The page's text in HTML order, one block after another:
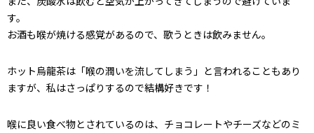
す。
お酒も喉が焼ける感覚があるので、歌うときは飲みません。
ホット烏龍茶は「喉の潤いを流してしまう」と言われることもあり
ますが、私はさっぱりするので結構好きです！
喉に良い食べ物とされているのは、チョコレートやチーズなどのミ